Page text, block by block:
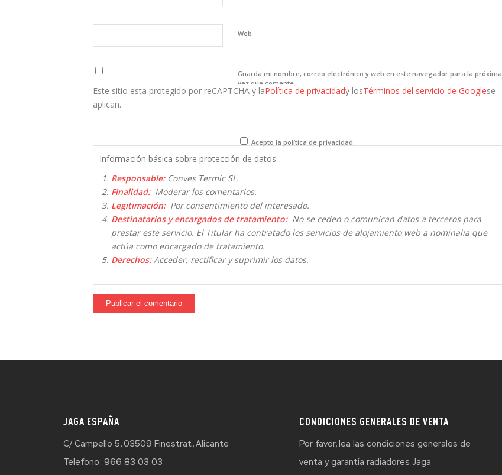
Web
Guarda mi nombre, correo electrónico y web en este navegador para la próxima
vez que comente.
Este sitio esta protegido por reCAPTCHA y laPolítica de privacidady losTérminos del servicio de Googlese
aplican.
Acepto la política de privacidad.
Información básica sobre protección de datos
Responsable:Conves Termic SL.
Finalidad:Moderar los comentarios.
Legitimación:Por consentimiento del interesado.
Destinatarios y encargados de tratamiento:No se ceden o comunican datos a terceros para
prestar este servicio. El Titular ha contratado los servicios de alojamiento web a nominalia que
actúa como encargado de tratamiento.
Derechos:Acceder, rectificar y suprimir los datos.
JAGA ESPAÑA
C/ Campello 5, 03509 Finestrat, Alicante
Telefono: 966 83 03 03
CONDICIONES GENERALES DE VENTA
Por favor, lea las condiciones generales de
venta y garantía radiadores Jaga